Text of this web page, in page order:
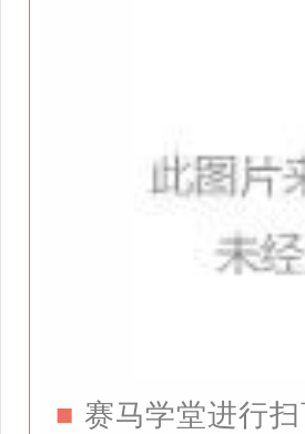
■ 赛马学堂进行